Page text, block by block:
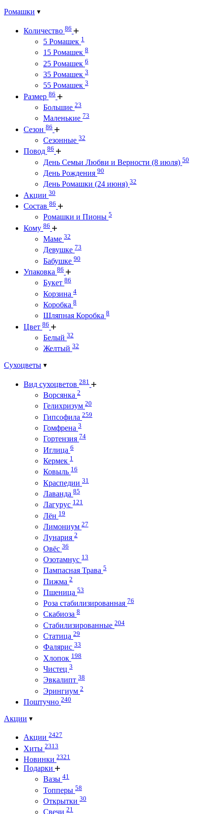
Ромашки
Количество 86
5 Ромашек 1
15 Ромашек 8
25 Ромашек 6
35 Ромашек 3
55 Ромашек 3
Размер 86
Большие 23
Маленькие 73
Сезон 86
Сезонные 32
Повод 86
День Семьи Любви и Верности (8 июля) 50
День Рождения 90
День Ромашки (24 июня) 32
Акции 30
Состав 86
Ромашки и Пионы 5
Кому 86
Маме 32
Девушке 73
Бабушке 90
Упаковка 86
Букет 86
Корзина 4
Коробка 8
Шляпная Коробка 8
Цвет 86
Белый 32
Желтый 32
Сухоцветы
Вид сухоцветов 281
Ворсянка 2
Гелихризум 20
Гипсофила 259
Гомфрена 3
Гортензия 74
Иглица 6
Кермек 1
Ковыль 16
Краспедии 31
Лаванда 85
Лагурус 121
Лён 19
Лимониум 27
Лунария 2
Овёс 36
Озотамнус 13
Пампасная Трава 5
Пижма 2
Пшеница 53
Роза стабилизированная 76
Скабиоза 8
Стабилизированные 204
Статица 29
Фалярис 33
Хлопок 198
Чистец 3
Эвкалипт 38
Эрингиум 2
Поштучно 240
Акции
Акции 2427
Хиты 2313
Новинки 2321
Подарки
Вазы 41
Топперы 58
Открытки 30
Свечи 21